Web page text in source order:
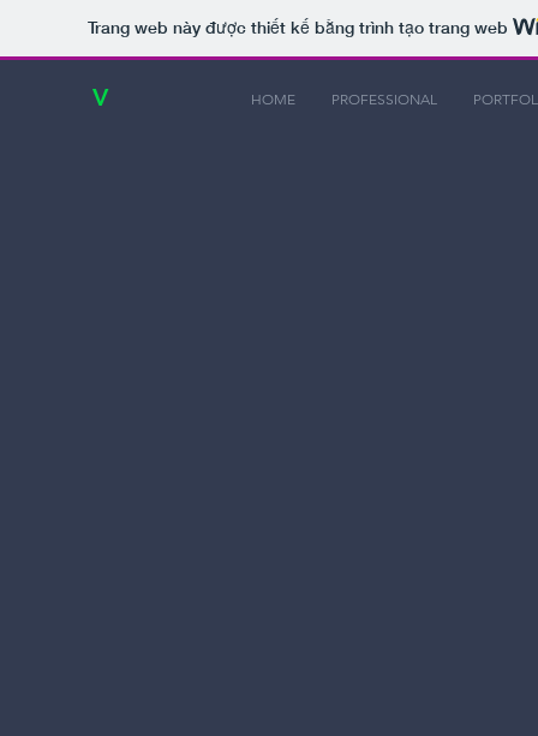
Trang web này được thiết kế bằng trình tạo trang web
V HOME PROFESSIONAL